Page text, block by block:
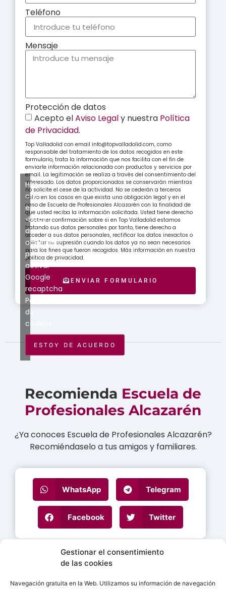
Gestionar el consentimiento
de las cookies
Navegación gratuita en la Web. Utilizamos su información de navegación
Teléfono
Mensaje
Protección de datos
Acepto elAviso Legaly nuestra Política
de Privacidad.
Top Valladolid con email info@topvalladolid.com, como
responsable del tratamiento de los datos recogidos en este
formulario, trata la información que nos facilita con el fin de
enviarle información relacionada con productos y servicios por
email. La legitimación se realiza a través del consentimiento del
interesado. Los datos proporcionados se conservarán mientras
no solicite el cese de la actividad. No se cederán a terceros
salvo en los casos en que exista una obligación legal y en el
caso de Escuela de Profesionales Alcazarén con la finalidad de
que usted reciba la información solicitada. Usted tiene derecho
a obtener confirmación sobre si en Top Valladolid estamos
tratando sus datos personales por tanto, tiene derecho a
acceder a sus datos personales, rectificar los datos inexactos o
solicitar su supresión cuando los datos ya no sean necesarios
para los fines que fueron recogidos. Más información en nuestra
política de privacidad.
Haz
clic
en
«Estoy
de
acuerdo»
para
activar
Google
recaptcha
Política
de
cookies
ESTOY DE ACUERDO
ENVIAR FORMULARIO
Recomienda Escuela de
Profesionales Alcazarén
¿Ya conoces Escuela de Profesionales Alcazarén?
Recomiéndaselo a tus amigos y familiares.
WhatsApp Telegram
Facebook Twitter